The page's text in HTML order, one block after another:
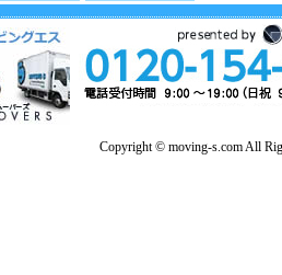
Copyright © moving-s.com All